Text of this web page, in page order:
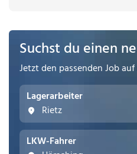
Suchst du einen
Jetzt den passenden Job auf
Lagerarbeiter
Rietz
LKW-Fahrer